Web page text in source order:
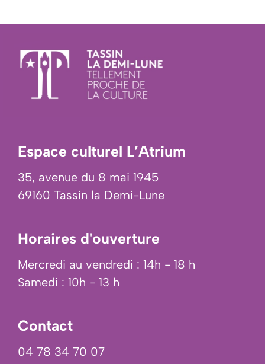
Espace culturel L’Atrium
35, avenue du 8 mai 1945
69160 Tassin la Demi-Lune
Horaires d'ouverture
Mercredi au vendredi : 14h - 18 h
Samedi : 10h - 13 h
Contact
04 78 34 70 07